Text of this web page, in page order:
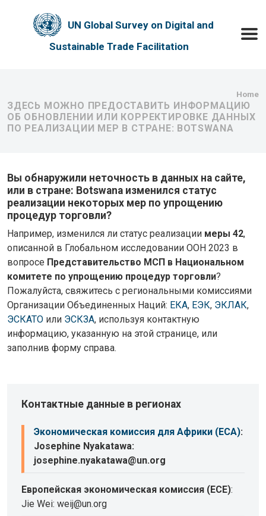
UN Global Survey on Digital and
Sustainable Trade Facilitation
Home
ЗДЕСЬ МОЖНО ПРЕДОСТАВИТЬ ИНФОРМАЦИЮ
ОБ ОБНОВЛЕНИИ ИЛИ КОРРЕКТИРОВКЕ ДАННЫХ
ПО РЕАЛИЗАЦИИ МЕР В СТРАНЕ: BOTSWANA
Вы обнаружили неточность в данных на сайте,
или в стране: Botswana изменился статус
реализации некоторых мер по упрощению
процедур торговли?
Например, изменился ли статус реализации меры 42,
описанной в Глобальном исследовании ООН 2023 в
вопросе Представительство МСП в Национальном
комитете по упрощению процедур торговли?
Пожалуйста, свяжитесь с региональными комиссиями
Организации Объединенных Наций: ЕКА, ЕЭК, ЭКЛАК,
ЭСКАТО или ЭСКЗА, используя контактную
информацию, указанную на этой странице, или
заполнив форму справа.
Контактные данные в регионах
Экономическая комиссия для Африки (ECA):
Josephine Nyakatawa:
josephine.nyakatawa@un.org
Европейская экономическая комиссия (ECE):
Jie Wei: weij@un.org